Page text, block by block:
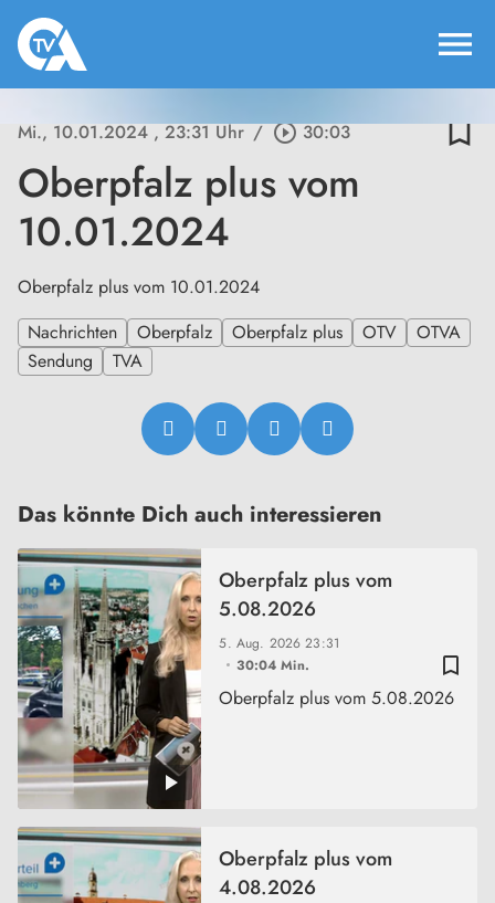
menu
Mi., 10.01.2024, 23:31 Uhr / play_circle_outline30:03 bookmark_border
Oberpfalz plus vom
10.01.2024
Oberpfalz plus vom 10.01.2024
Nachrichten
Oberpfalz Oberpfalz plus OTV
OTVA
Sendung
TVA
Das könnte Dich auch interessieren
bookmark_border
5. Aug. 202623:31
30:04 Min.
Oberpfalz plus vom
5.08.2026
Oberpfalz plus vom 5.08.2026
Oberpfalz plus vom
4.08.2026